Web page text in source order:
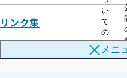
い
て
の
サ
ブ
リンク集
メニ